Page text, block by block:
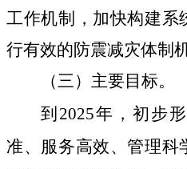
工作机制
，加快构建
行有效的防震减灾体制
（三）主要目标。
到 2025年，初步
准、服务高效、管理科